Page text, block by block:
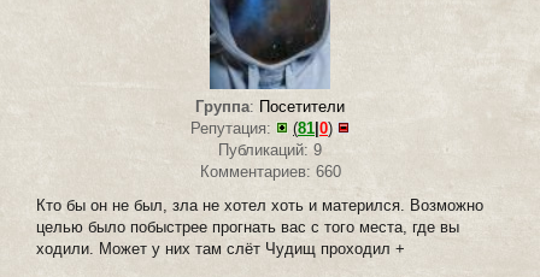
Группа: Посетители
Репутация:
(81|0)
Публикаций: 9
Комментариев: 660
Кто бы он не был, зла не хотел хоть и матерился. Возможно
целью было побыстрее прогнать вас с того места, где вы
ходили. Может у них там слёт Чудищ проходил +